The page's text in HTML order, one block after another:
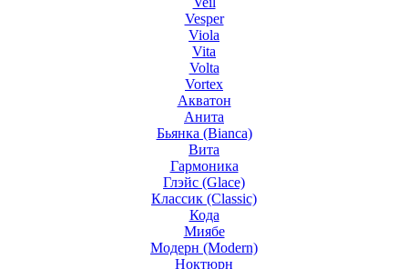
Vesper
Viola
Vita
Volta
Vortex
Акватон
Анита
Бьянка (Bianca)
Вита
Гармоника
Глэйс (Glace)
Классик (Classic)
Кода
Миябе
Модерн (Modern)
Ноктюрн